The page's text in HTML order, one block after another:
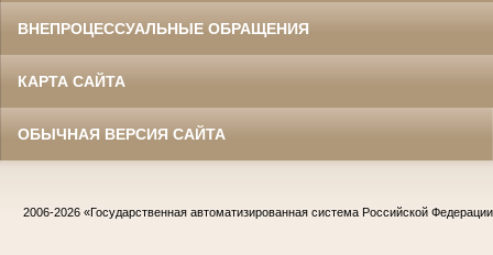
ВНЕПРОЦЕССУАЛЬНЫЕ ОБРАЩЕНИЯ
КАРТА САЙТА
ОБЫЧНАЯ ВЕРСИЯ САЙТА
2006-2026 «Государственная автоматизированная система Российской